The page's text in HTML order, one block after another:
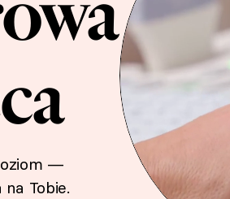
—
Tobie.